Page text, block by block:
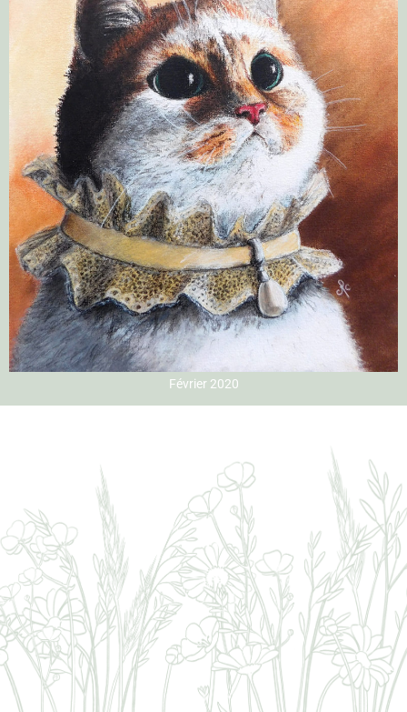
Février 2020